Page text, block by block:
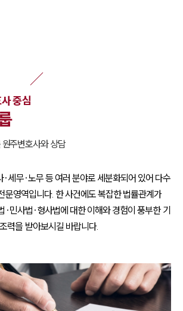
중심
원주변호사와 상담
·세무·노무 등 여러 분야로 세분화되어 있어 다수
문영역입니다. 한 사건에도 복잡한 법률관계가
·민사법·형사법에 대한 이해와 경험이 풍부한 기
력을 받아보시길 바랍니다.